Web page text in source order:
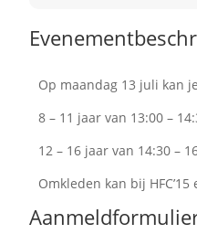
Op maandag 13 juli kan
8 – 11 jaar van 13:00 –
12 – 16 jaar van 14:30 –
Omkleden kan bij